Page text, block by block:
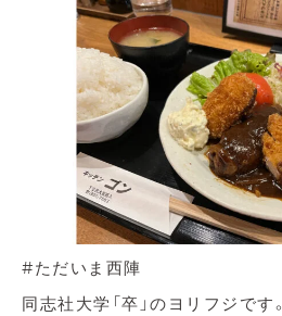
#ただいま西陣
同志社大学「卒」のヨリフジです。